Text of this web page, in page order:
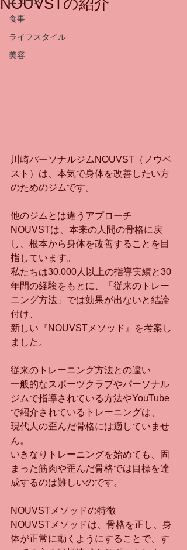
食事
ライフスタイル
美容
NOUVSTの紹介
川崎パーソナルジムNOUVST（ノウベ
スト）は、本気で身体を改善したい方
のためのジムです。
他のジムとは違うアプローチ
NOUVSTは、本来の人間の骨格に戻
し、根本から身体を改善することを目
指しています。
私たちは30,000人以上の指導実績と30
年間の経験をもとに、「従来のトレー
ニング方法」では効果が出ないと結論
付け、
新しい『NOUVSTメソッド』を考案し
ました。
従来のトレーニング方法との違い
一般的なスポーツクラブやパーソナル
ジムで指導されている方法やYouTube
で紹介されているトレーニングは、
現代人の歪んだ骨格には適していませ
ん。
いきなりトレーニングを始めても、固
まった筋肉や歪んだ骨格では目標を達
成するのは難しいのです。
NOUVSTメソッドの特徴
NOUVSTメソッドは、骨格を正し、身
体が正常に動くようにすることで、す